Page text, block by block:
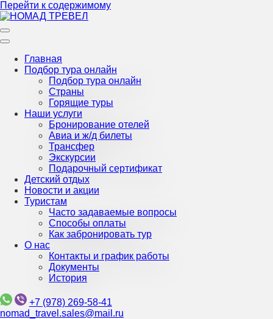
Перейти к содержимому
НОМАД ТРЕВЕЛ
Главная
Подбор тура онлайн
Подбор тура онлайн
Страны
Горящие туры
Наши услуги
Бронирование отелей
Авиа и ж/д билеты
Трансфер
Экскурсии
Подарочный сертификат
Детский отдых
Новости и акции
Туристам
Часто задаваемые вопросы
Способы оплаты
Как забронировать тур
О нас
Контакты и график работы
Документы
История
+7 (978) 269-58-41
nomad_travel.sales@mail.ru